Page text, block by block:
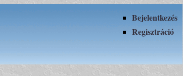
Bejelentkezés
Regisztráció